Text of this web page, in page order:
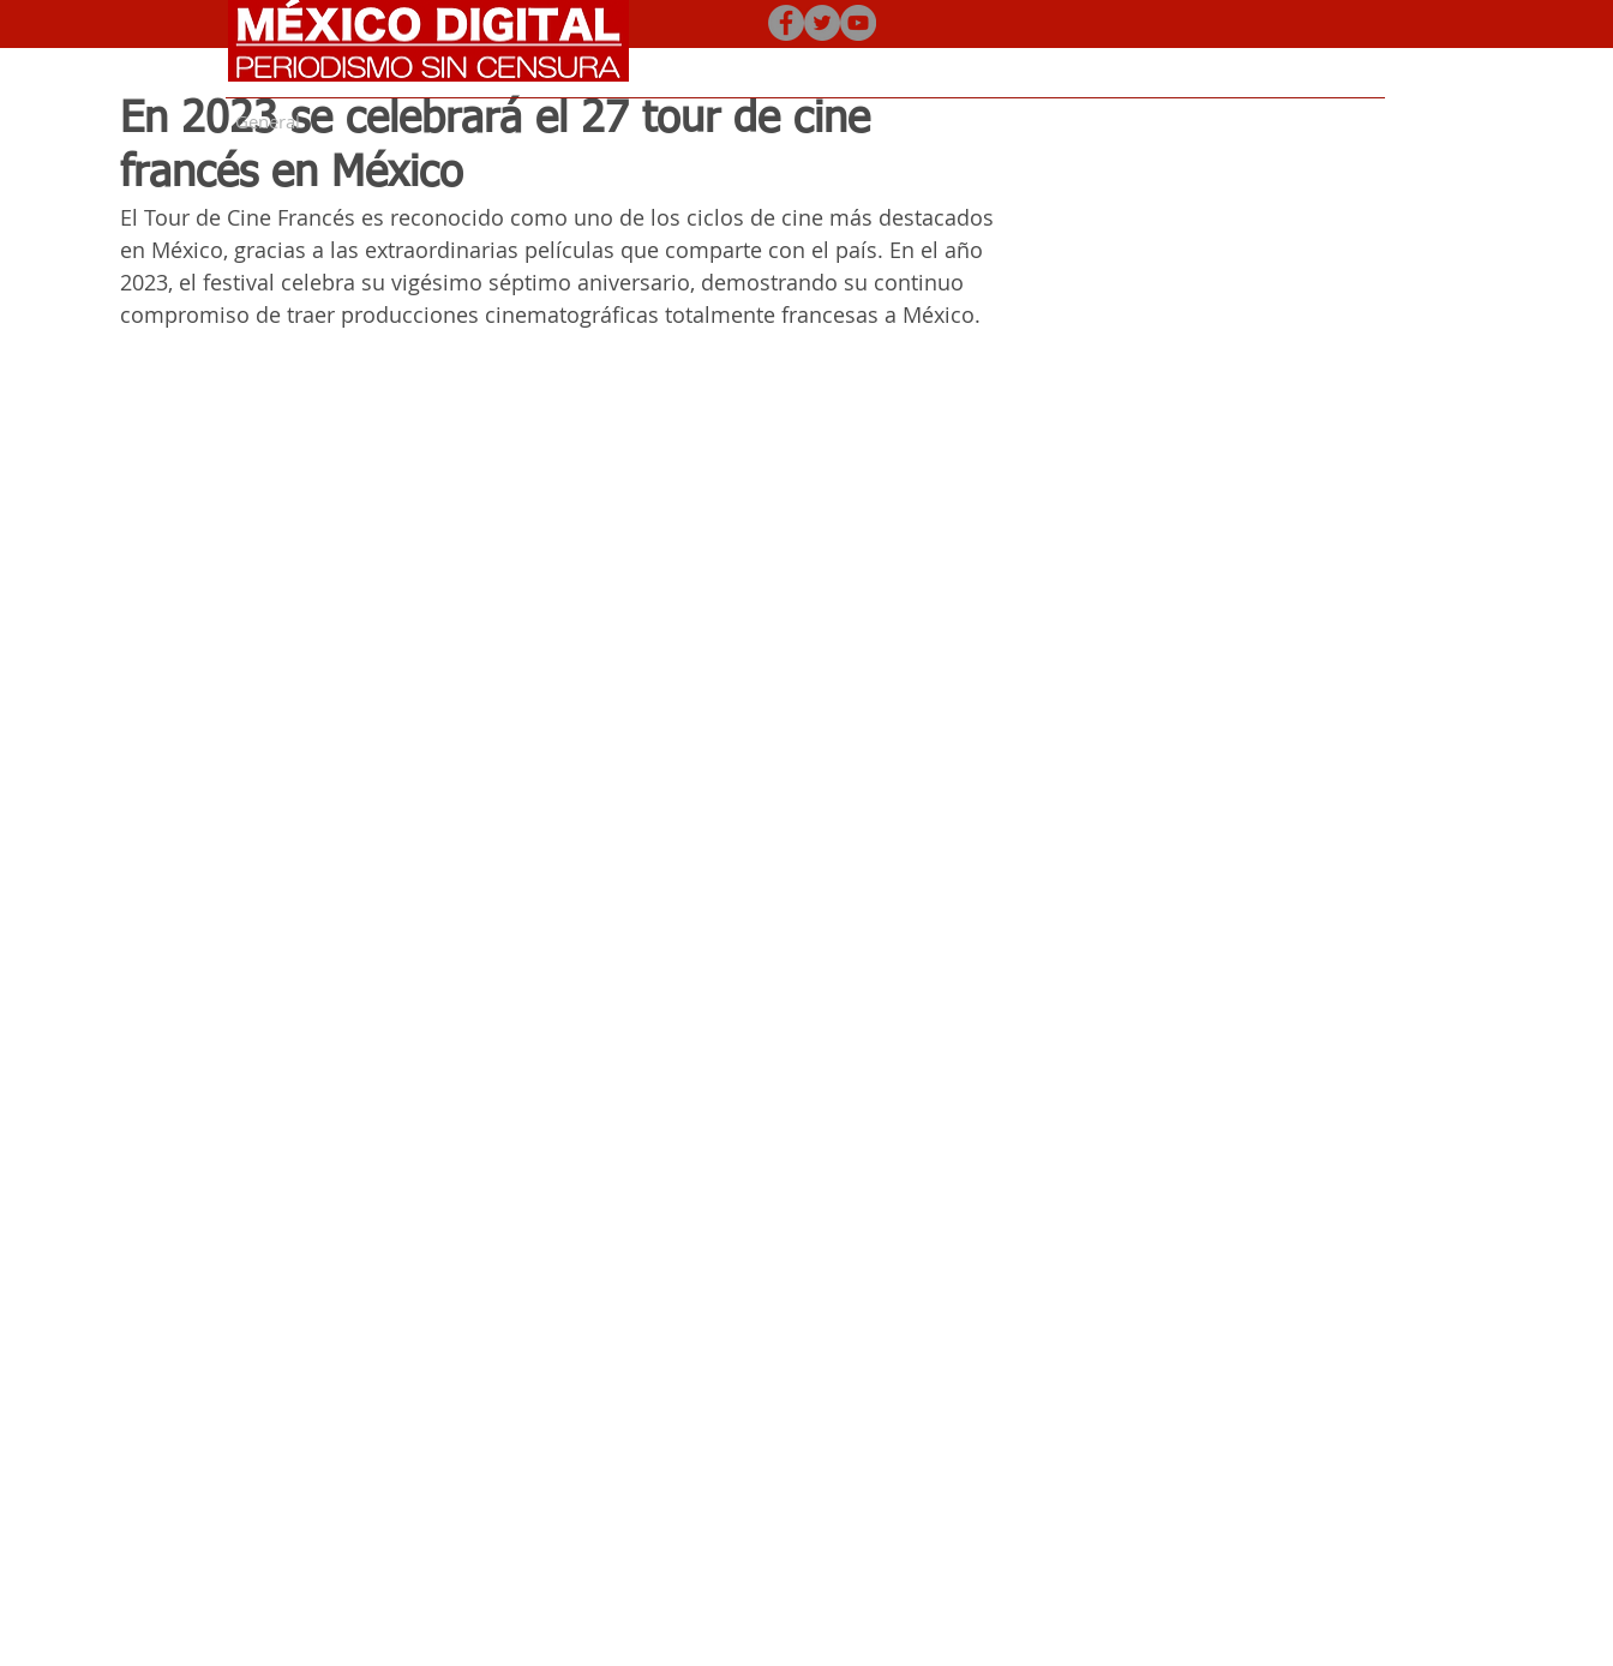
General
En 2023 se celebrará el 27 tour de cine
francés en México
El Tour de Cine Francés es reconocido como uno de los ciclos de cine más destacados
en México, gracias a las extraordinarias películas que comparte con el país. En el año
2023, el festival celebra su vigésimo séptimo aniversario, demostrando su continuo
compromiso de traer producciones cinematográficas totalmente francesas a México.